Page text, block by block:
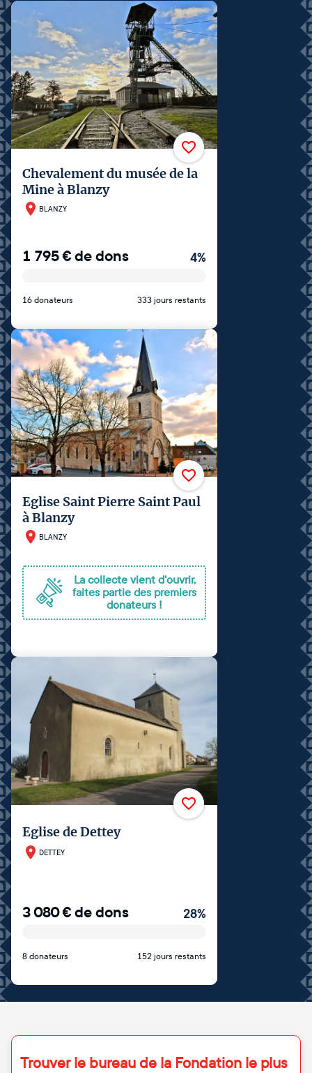
Chevalement du musée de la
Mine à Blanzy
BLANZY
1 795€de dons 4%
16 donateurs 333 jours restants
Eglise Saint Pierre Saint Paul
à Blanzy
BLANZY
La collecte vient d'ouvrir,
faites partie des premiers
donateurs !
Eglise de Dettey
DETTEY
3 080€de dons 28%
8 donateurs 152 jours restants
Trouver le bureau de la Fondation le plus